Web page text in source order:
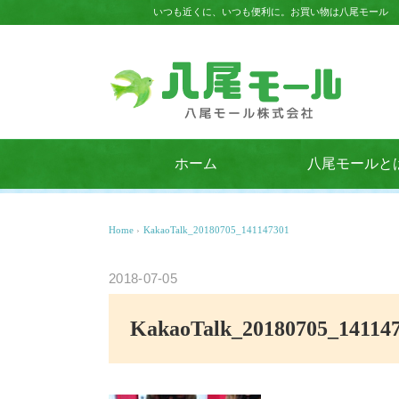
いつも近くに、いつも便利に。お買い物は八尾モール
ホーム 八尾モールと
Home › KakaoTalk_20180705_141147301
2018-07-05